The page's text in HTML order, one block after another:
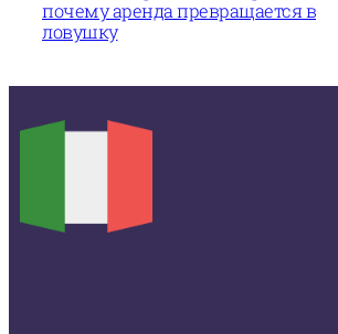
почему аренда превращается в
ловушку